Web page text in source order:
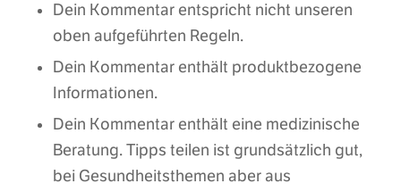
Dein Kommentar entspricht nicht unseren
oben aufgeführten Regeln.
Dein Kommentar enthält produktbezogene
Informationen.
Dein Kommentar enthält eine medizinische
Beratung. Tipps teilen ist grundsätzlich gut,
bei Gesundheitsthemen aber aus